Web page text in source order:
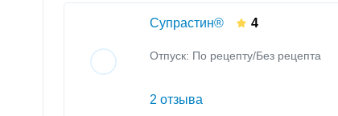
Супрастин® 4
Отпуск: По рецепту/Без рецепта
2 отзыва